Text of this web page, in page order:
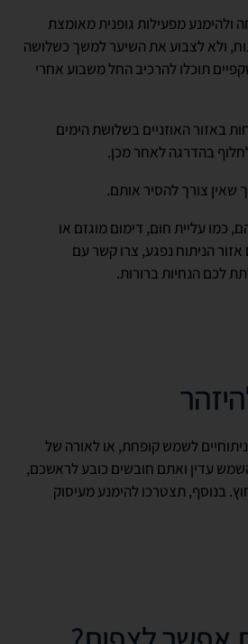
ולהימנע מפעילות גופנית מאומצת
ולא לצבוע את השיער למשך כשלושה
תוכלו להרכיב החל משבוע אחרי
באזור האוזניים בשלושת הימים
בהדרגה לאחר מכן.
שאין צורך להסיר אותם.
כמו עליית חום, דימום מוגזם או
אזור הניתוח נפגע, צרו קשר עם
לכם הנחיות ברורות.
לשמש קופחת, או לאורה של
עדין ואתם חובשים כובע לראשכם,
בנוסף, תצטרכו להימנע מעיסוק